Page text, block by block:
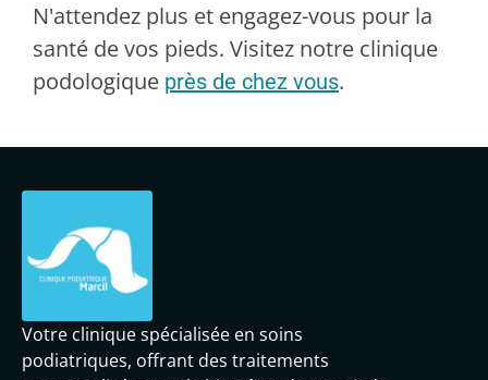
N'attendez plus et engagez-vous pour la
santé de vos pieds. Visitez notre clinique
podologique près de chez vous.
Votre clinique spécialisée en soins
podiatriques, offrant des traitements